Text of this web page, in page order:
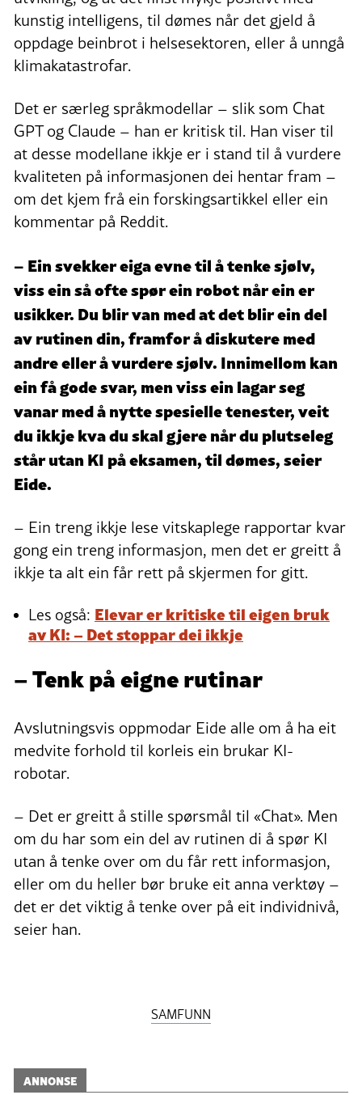
kunstig intelligens, til dømes når det gjeld å
oppdage beinbrot i helsesektoren, eller å unngå
klimakatastrofar.
Det er særleg språkmodellar – slik som Chat
GPT og Claude – han er kritisk til. Han viser til
at desse modellane ikkje er i stand til å vurdere
kvaliteten på informasjonen dei hentar fram –
om det kjem frå ein forskingsartikkel eller ein
kommentar på Reddit.
– Ein svekker eiga evne til å tenke sjølv,
viss ein så ofte spør ein robot når ein er
usikker. Du blir van med at det blir ein del
av rutinen din, framfor å diskutere med
andre eller å vurdere sjølv. Innimellom kan
ein få gode svar, men viss ein lagar seg
vanar med å nytte spesielle tenester, veit
du ikkje kva du skal gjere når du plutseleg
står utan KI på eksamen, til dømes, seier
Eide.
– Ein treng ikkje lese vitskaplege rapportar kvar
gong ein treng informasjon, men det er greitt å
ikkje ta alt ein får rett på skjermen for gitt.
Les også: Elevar er kritiske til eigen bruk
av KI: – Det stoppar dei ikkje
– Tenk på eigne rutinar
Avslutningsvis oppmodar Eide alle om å ha eit
medvite forhold til korleis ein brukar KI-
robotar.
– Det er greitt å stille spørsmål til «Chat». Men
om du har som ein del av rutinen di å spør KI
utan å tenke over om du får rett informasjon,
eller om du heller bør bruke eit anna verktøy –
det er det viktig å tenke over på eit individnivå,
seier han.
SAMFUNN
ANNONSE